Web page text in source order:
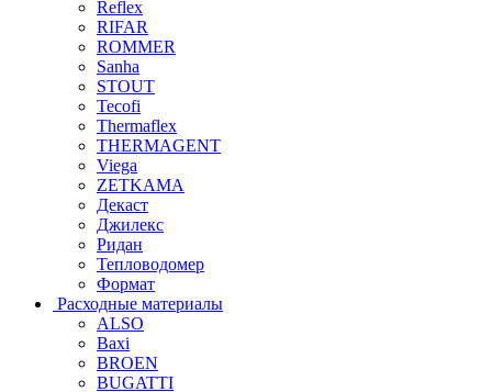
Reflex
RIFAR
ROMMER
Sanha
STOUT
Tecofi
Thermaflex
THERMAGENT
Viega
ZETKAMA
Декаст
Джилекс
Ридан
Тепловодомер
Формат
Расходные материалы
ALSO
Baxi
BROEN
BUGATTI